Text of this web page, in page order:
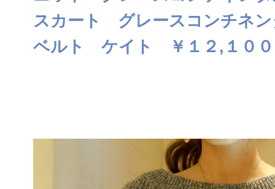
スカート グレースコンチネ
ベルト ケイト ￥１２,１００